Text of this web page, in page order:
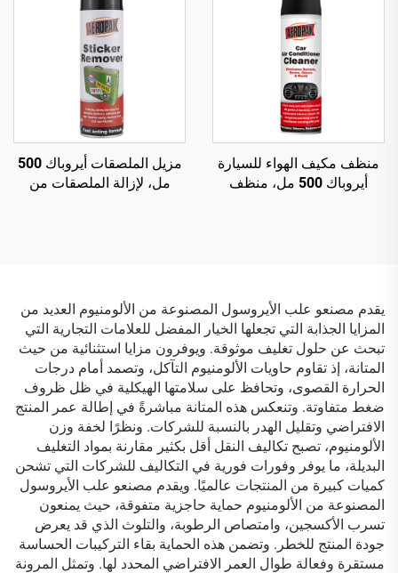
منظف مكيف الهواء للسيارة
أيروباك 500 مل، منظف
مزيل الملصقات أيروباك 500
مل، لإزالة الملصقات من
يقدم مصنعو علب الأيروسول المصنوعة من الألومنيوم العديد من
المزايا الجذابة التي تجعلها الخيار المفضل للعلامات التجارية التي
تبحث عن حلول تغليف موثوقة. ويوفرون مزايا استثنائية من حيث
المتانة، إذ تقاوم حاويات الألومنيوم التآكل، وتصمد أمام درجات
الحرارة القصوى، وتحافظ على سلامتها الهيكلية في ظل ظروف
ضغط متفاوتة. وتنعكس هذه المتانة مباشرةً في إطالة عمر المنتج
الافتراضي وتقليل الهدر بالنسبة للشركات. ونظرًا لخفة وزن
الألومنيوم، تصبح تكاليف النقل أقل بكثير مقارنة بمواد التغليف
البديلة، ما يوفر وفورات فورية في التكاليف للشركات التي تشحن
كميات كبيرة من المنتجات عالميًا. ويقدم مصنعو علب الأيروسول
المصنوعة من الألومنيوم حماية حاجزية متفوقة، حيث يمنعون
تسرب الأكسجين، وامتصاص الرطوبة، والتلوث الذي قد يعرض
جودة المنتج للخطر. وتضمن هذه الحماية بقاء التركيبات الحساسة
مستقرة وفعالة طوال العمر الافتراضي المحدد لها. وتمثل المرونة